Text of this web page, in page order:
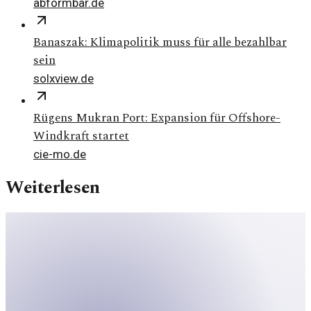
Banaszak: Klimapolitik muss für alle bezahlbar
sein
solxview.de
Rügens Mukran Port: Expansion für Offshore-
Windkraft startet
cie-mo.de
Weiterlesen